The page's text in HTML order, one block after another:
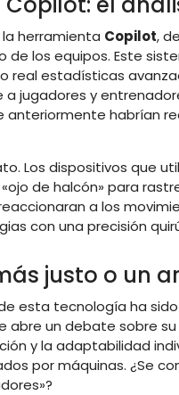
herramienta Copilot,
de los equipos. Este
real estadísticas
jugadores y
anteriormente habrían
Los dispositivos que
de halcón» para
a los
con una precisión
justo o un
esta tecnología ha
abre un debate sobre
y la adaptabilidad
por máquinas. ¿Se